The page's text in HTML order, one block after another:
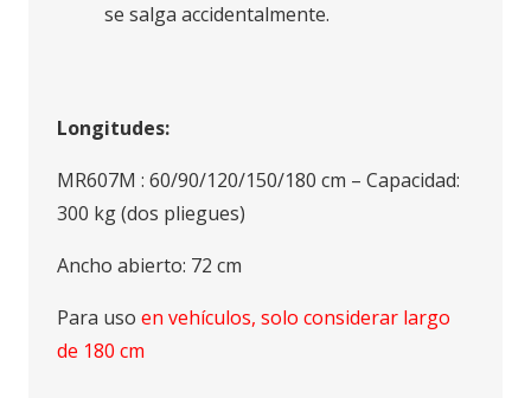
se salga accidentalmente.
Longitudes:
MR607M : 60/90/120/150/180 cm – Capacidad:
300 kg (dos pliegues)
Ancho abierto: 72 cm
Para uso en vehículos, solo considerar largo
de 180 cm